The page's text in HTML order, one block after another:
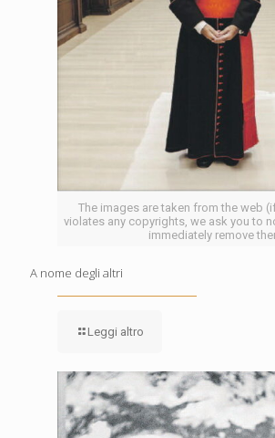
The images are taken from the web
violates any copyrights, we ask you to
immediately remove
A nome degli altri
Leggi altro